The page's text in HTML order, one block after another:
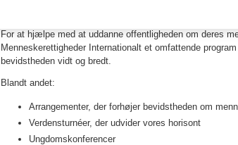
For at hjælpe med at uddanne offentligheden om deres
Menneskerettigheder Internationalt et omfattende
bevidstheden vidt og bredt.
Blandt andet:
Arrangementer, der forhøjer bevidstheden om
Verdensturnéer, der udvider vores horisont
Ungdomskonferencer